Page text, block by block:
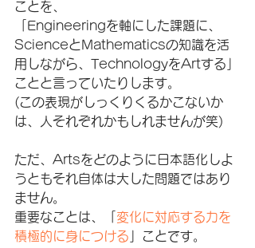
ことを、
「Engineeringを軸にした課題に、
ScienceとMathematicsの知識を活
用しながら、TechnologyをArtする」
ことと言っていたりします。
(この表現がしっくりくるかこないか
は、人それぞれかもしれませんが笑)
ただ、Artsをどのように日本語化しよ
うともそれ自体は大した問題ではあり
ません。
重要なことは、「 変化に対応する力を
積極的に身につける 」ことです。